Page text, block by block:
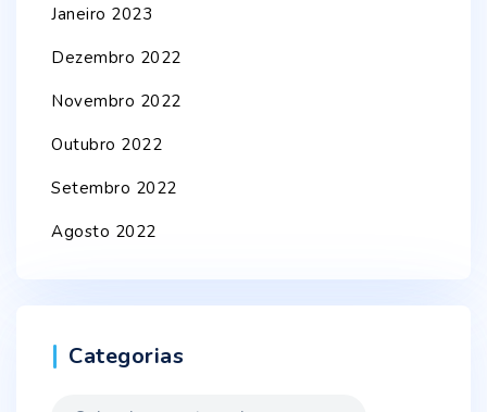
Janeiro 2023
Dezembro 2022
Novembro 2022
Outubro 2022
Setembro 2022
Agosto 2022
Categorias
Categorias